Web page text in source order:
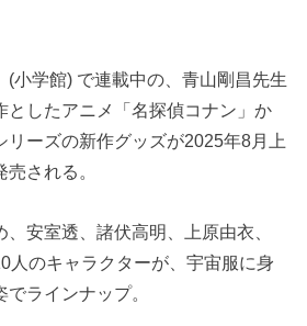
(小学館) で連載中の、青山剛昌先生
としたアニメ「名探偵コナン」か
リーズの新作グッズが2025年8月上
される。
安室透、諸伏高明、上原由衣、
人のキャラクターが、宇宙服に身
ラインナップ。